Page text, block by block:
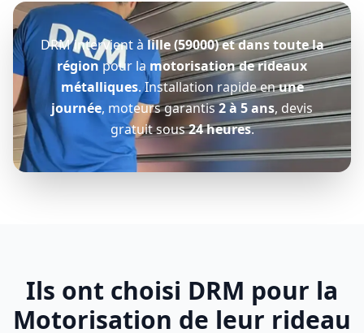
DRMintervientà lille (59000)et dans toute la
régionpour la motorisation de rideaux
métalliques. Installation rapide enune
journée, moteurs garantis2 à 5 ans, devis
gratuit sous24 heures.
Ils ont choisi DRM pour la
Motorisation de leur rideau